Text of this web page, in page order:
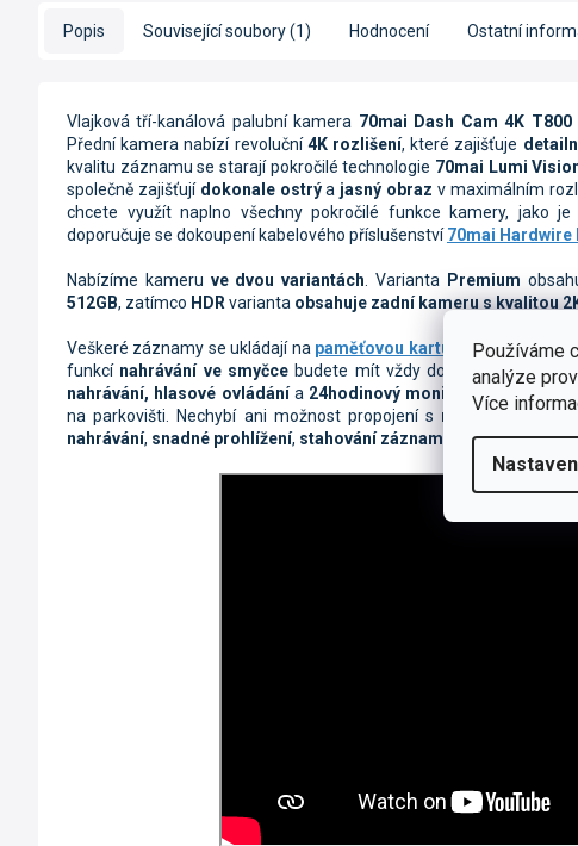
Používáme
analýze
Více
Popis
Související soubory (1) Hodnocení Ostatní
Vlajková tří-kanálová palubní kamera 70mai Dash Cam 4K T800
Přední kamera nabízí revoluční4K rozlišení, které zajišťuje
kvalitu záznamu se starají pokročilé technologie 70mai Lumi
společně zajišťují dokonale ostrýa jasný obraz v maximálním
chcete využít naplno všechny pokročilé funkce kamery, jako je
doporučuje se dokoupení kabelového příslušenství70mai Hardwire
Nabízíme kameru ve dvou variantách. VariantaPremium
512GB, zatímco HDRvarianta obsahuje zadní kameru s kvalitou
Veškeré záznamy se ukládají na paměťovou kartu o velikosti až
funkcí nahrávání ve smyčce budete mít vždy dostatek prostoru.
nahrávání, hlasové ovládánía 24hodinový monitoring
na parkovišti. Nechybí ani možnost propojení s mobilní aplikací
nahrávání, snadné prohlížení, stahování záznamů konfiguraci